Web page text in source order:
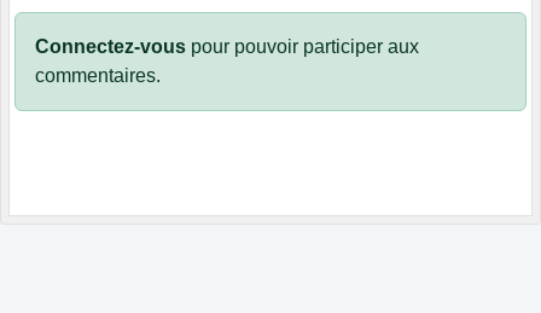
Connectez-vous pour pouvoir participer aux
commentaires.